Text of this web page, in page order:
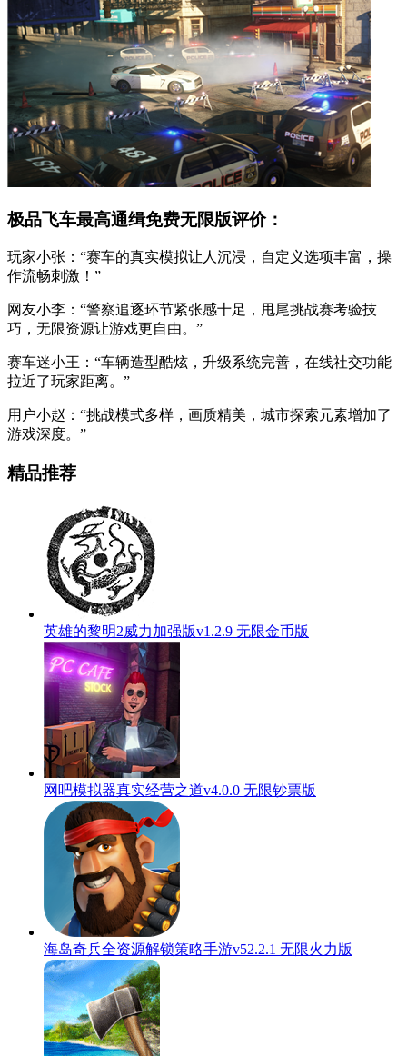
极品飞车最高通缉免费无限版评价：
玩家小张：“赛车的真实模拟让人沉浸，自定义选项丰富，操
作流畅刺激！”
网友小李：“警察追逐环节紧张感十足，甩尾挑战赛考验技
巧，无限资源让游戏更自由。”
赛车迷小王：“车辆造型酷炫，升级系统完善，在线社交功能
拉近了玩家距离。”
用户小赵：“挑战模式多样，画质精美，城市探索元素增加了
游戏深度。”
精品推荐
英雄的黎明2威力加强版v1.2.9 无限金币版
网吧模拟器真实经营之道v4.0.0 无限钞票版
海岛奇兵全资源解锁策略手游v52.2.1 无限火力版